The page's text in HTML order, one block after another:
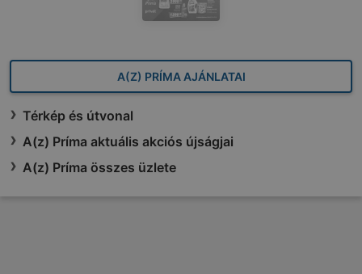
A(Z) PRÍMA AJÁNLATAI
Térkép és útvonal
A(z) Príma aktuális akciós újságjai
A(z) Príma összes üzlete